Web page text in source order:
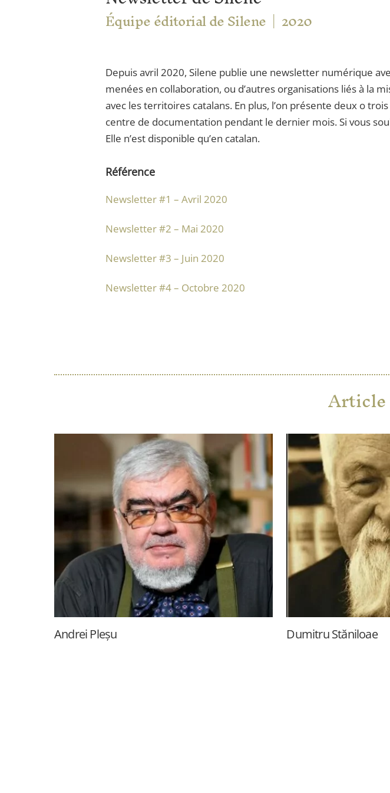
Équipe éditorial de Silene 2020
Depuis avril 2020, Silene publie une newsletter numérique
menées en collaboration, ou d’autres organisations liés à la
avec les territoires catalans. En plus, l’on présente deux o
centre de documentation pendant le dernier mois. Si vous
Elle n’est disponible qu’en catalan.
Référence
Newsletter #1 – Avril 2020
Newsletter #2 – Mai 2020
Newsletter #3 – Juin 2020
Newsletter #4 – Octobre 2020
Andrei Pleșu Dumitru Stăniloae